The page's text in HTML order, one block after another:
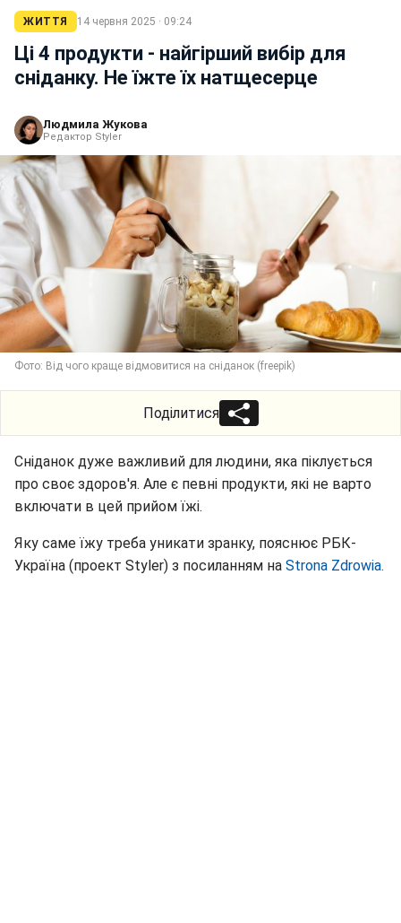
ЖИТТЯ 14 червня 2025 · 09:24
Ці 4 продукти - найгірший вибір для
сніданку. Не їжте їх натщесерце
Людмила Жукова
Редактор Styler
Фото: Від чого краще відмовитися на сніданок (freepik)
Поділитися
Сніданок дуже важливий для людини, яка піклується
про своє здоров'я. Але є певні продукти, які не варто
включати в цей прийом їжі.
Яку саме їжу треба уникати зранку, пояснює РБК-
Україна (проект Styler) з посиланням на Strona Zdrowia.